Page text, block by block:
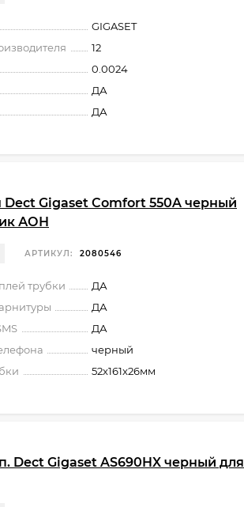
GIGASET
12
0.0024
ДА
ДА
Dect Gigaset Comfort 550A черный
АОН
АРТИКУЛ: 2080546
трубки
ДА
ДА
ДА
черный
52x161x26мм
Dect Gigaset AS690HX черный для